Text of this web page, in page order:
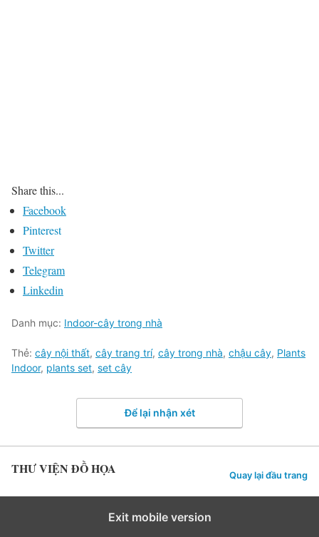
Share this...
Facebook
Pinterest
Twitter
Telegram
Linkedin
Danh mục: Indoor-cây trong nhà
Thẻ: cây nội thất, cây trang trí, cây trong nhà, chậu cây, Plants
Indoor, plants set, set cây
Để lại nhận xét
THƯ VIỆN ĐỒ HỌA Quay lại đầu trang
Exit mobile version